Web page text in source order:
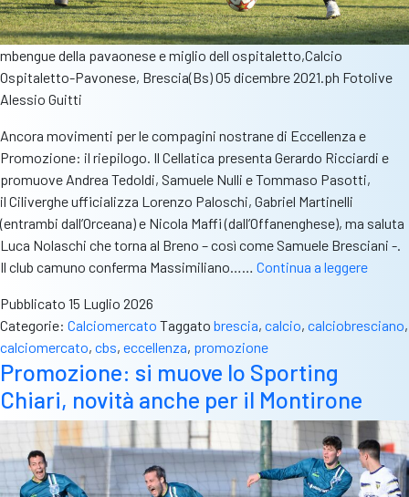
mbengue della pavaonese e miglio dell ospitaletto,Calcio
Ospitaletto-Pavonese, Brescia(Bs) 05 dicembre 2021.ph Fotolive
Alessio Guitti
Ancora movimenti per le compagini nostrane di Eccellenza e
Promozione: il riepilogo. Il Cellatica presenta Gerardo Ricciardi e
promuove Andrea Tedoldi, Samuele Nulli e Tommaso Pasotti,
il Ciliverghe ufficializza Lorenzo Paloschi, Gabriel Martinelli
(entrambi dall’Orceana) e Nicola Maffi (dall’Offanenghese), ma saluta
Luca Nolaschi che torna al Breno – così come Samuele Bresciani -.
Il club camuno conferma Massimiliano…… Continua a leggereGli
per
di
e
Pubblicato 15 Luglio 2026
Categorie: Calciomercato Taggato brescia, calcio, calciobresciano,
calciomercato, cbs, eccellenza, promozione
Promozione: si muove lo Sporting
Chiari, novità anche per il Montirone